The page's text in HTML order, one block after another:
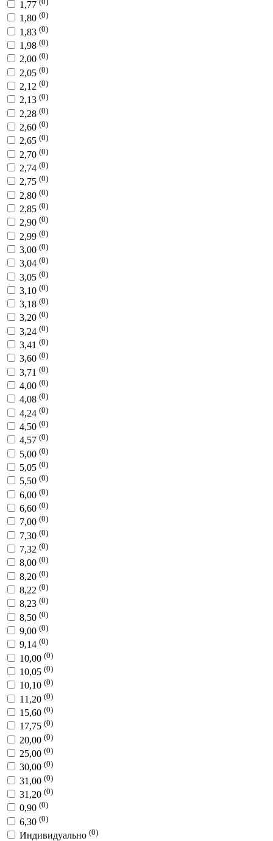
1,77
1,80 (0)
1,83 (0)
1,98 (0)
2,00 (0)
2,05 (0)
2,12 (0)
2,13 (0)
2,28 (0)
2,60 (0)
2,65 (0)
2,70 (0)
2,74 (0)
2,75 (0)
2,80 (0)
2,85 (0)
2,90 (0)
2,99 (0)
3,00 (0)
3,04 (0)
3,05 (0)
3,10 (0)
3,18 (0)
3,20 (0)
3,24 (0)
3,41 (0)
3,60 (0)
3,71 (0)
4,00 (0)
4,08 (0)
4,24 (0)
4,50 (0)
4,57 (0)
5,00 (0)
5,05 (0)
5,50 (0)
6,00 (0)
6,60 (0)
7,00 (0)
7,30 (0)
7,32 (0)
8,00 (0)
8,20 (0)
8,22 (0)
8,23 (0)
8,50 (0)
9,00 (0)
9,14 (0)
10,00 (0)
10,05 (0)
10,10 (0)
11,20 (0)
15,60 (0)
17,75 (0)
20,00 (0)
25,00 (0)
30,00 (0)
31,00 (0)
31,20 (0)
0,90 (0)
6,30 (0)
Индивидуально (0)